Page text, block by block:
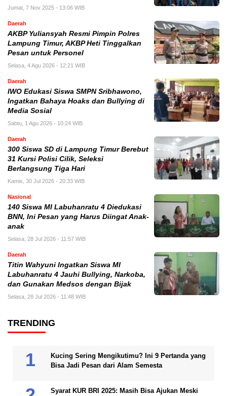
Jumat, 7 Nov 2025 - 13:06 WIB
Daerah
AKBP Yuliansyah Resmi Pimpin Polres
Lampung Timur, AKBP Heti Tinggalkan
Pesan untuk Personel
Selasa, 4 Agu 2026 - 12:21 WIB
Daerah
IWO Edukasi Siswa SMPN Sribhawono,
Ingatkan Bahaya Hoaks dan Bullying di
Media Sosial
Sabtu, 1 Agu 2026 - 10:24 WIB
Daerah
300 Siswa SD di Lampung Timur Berebut
31 Kursi Polisi Cilik, Seleksi
Berlangsung Tiga Hari
Kamis, 30 Jul 2026 - 20:33 WIB
Nasional
140 Siswa MI Labuhanratu 4 Diedukasi
BNN, Ini Pesan yang Harus Diingat Anak-
anak
Selasa, 28 Jul 2026 - 11:57 WIB
Daerah
Titin Wahyuni Ingatkan Siswa MI
Labuhanratu 4 Jauhi Bullying, Narkoba,
dan Gunakan Medsos dengan Bijak
Selasa, 28 Jul 2026 - 11:48 WIB
TRENDING
Kucing Sering Mengikutimu? Ini 9 Pertanda yang
Bisa Jadi Pesan dari Alam Semesta
Syarat KUR BRI 2025: Masih Bisa Ajukan Meski